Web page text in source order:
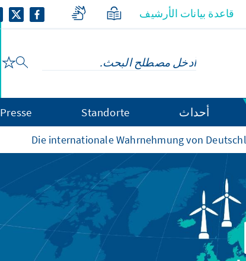
قاعدة بيانات الأرشيف
أحداث Standorte
Presse
Die internationale Wahrnehmung von